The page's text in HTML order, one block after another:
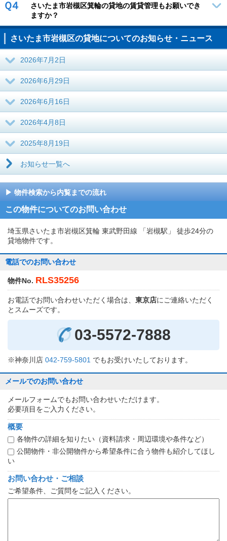
Ｑ４
さいたま市岩槻区箕輪の貸地の賃貸管理もお願いでき
ますか？
さいたま市岩槻区の貸地についてのお知らせ・ニュース
2026年7月2日
2026年6月29日
2026年6月16日
2026年4月8日
2025年8月19日
お知らせ一覧へ
物件検索から内覧までの流れ
この物件についてのお問い合わせ
埼玉県さいたま市岩槻区箕輪 東武野田線 「岩槻駅」 徒歩24分の
貸地物件です。
電話でのお問い合わせ
物件No. RLS35256
お電話でお問い合わせいただく場合は、 東京店にご連絡いただく
とスムーズです。
03-5572-7888
※神奈川店 042-759-5801 でもお受けいたしております。
メールでのお問い合わせ
メールフォームでもお問い合わせいただけます。
必要項目をご入力ください。
概要
各物件の詳細を知りたい（資料請求・周辺環境や条件など）
公開物件・非公開物件から希望条件に合う物件も紹介してほし
い
お問い合わせ・ご相談
ご希望条件、ご質問をご記入ください。